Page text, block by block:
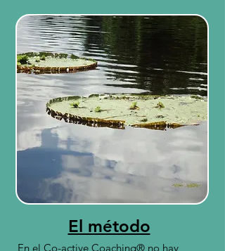
El método
En el Co-active Coaching® no hay